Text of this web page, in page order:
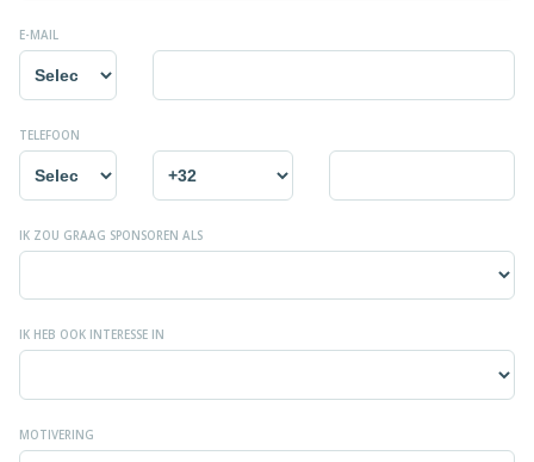
E-MAIL
TELEFOON
IK ZOU GRAAG SPONSOREN ALS
IK HEB OOK INTERESSE IN
MOTIVERING